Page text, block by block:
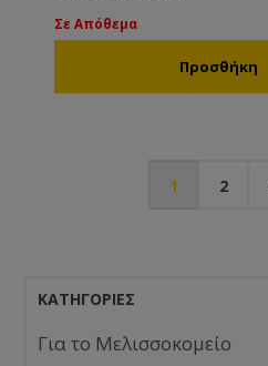
Σε Απόθεμα
1 2
ΚΑΤΗΓΟΡΊΕΣ
Για το Μελισσοκομείο